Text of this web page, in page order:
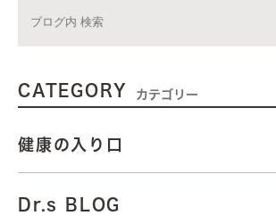
CATEGORY カテゴリー
健康の入り口
Dr.s BLOG